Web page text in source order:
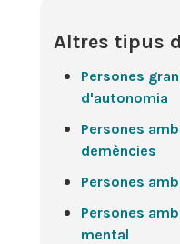
Altres tipus
Persones
d'autonomia
Persones
demències
Persones
Persones
mental